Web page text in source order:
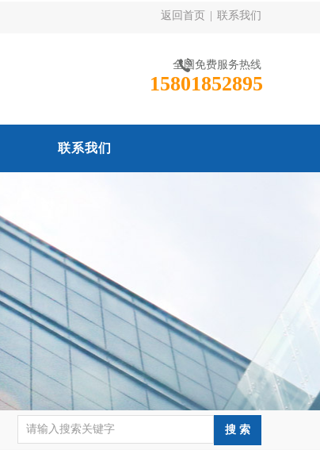
返回首页 联系我们
全国免费服务热线
15801852895
联系我们